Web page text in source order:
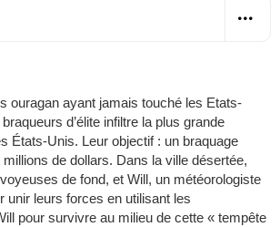
ouragan ayant jamais touché les Etats-
d’élite infiltre la plus grande
États-Unis. Leur objectif : un braquage
de dollars. Dans la ville désertée,
de fond, et Will, un météorologiste
unir leurs forces en utilisant les
pour survivre au milieu de cette « tempête